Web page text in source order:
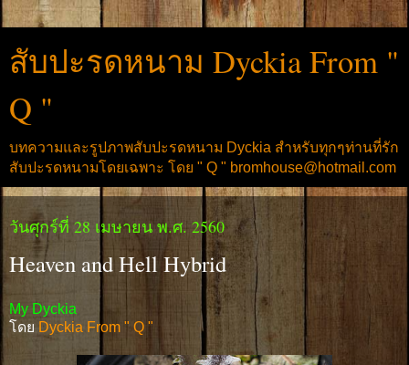
สับปะรดหนาม Dyckia From "
Q "
บทความและรูปภาพสับปะรดหนาม Dyckia สำหรับทุกๆท่านที่รัก
สับปะรดหนามโดยเฉพาะ โดย " Q " bromhouse@hotmail.com
วันศุกร์ที่ 28 เมษายน พ.ศ. 2560
Heaven and Hell Hybrid
My Dyckia
โดย Dyckia From " Q "